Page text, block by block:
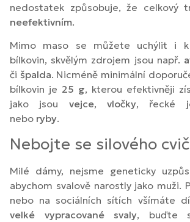
nedostatek způsobuje, že celkový
neefektivním.
Mimo maso se můžete uchýlit i
bílkovin, skvělým zdrojem jsou např.
či špalda. Nicméně minimální
bílkovin je 25 g, kterou efektivněji
jako jsou vejce,vločky, řecké
nebo ryby.
Nebojte se silového
Milé dámy, nejsme geneticky
abychom svalově narostly jako muži.
nebo na sociálních sítích všímáte
velké vypracované svaly, buďte